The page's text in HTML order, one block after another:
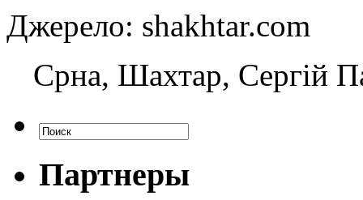
Джерело: shakhtar.com
Срна, Шахтар, Сергій
Партнеры